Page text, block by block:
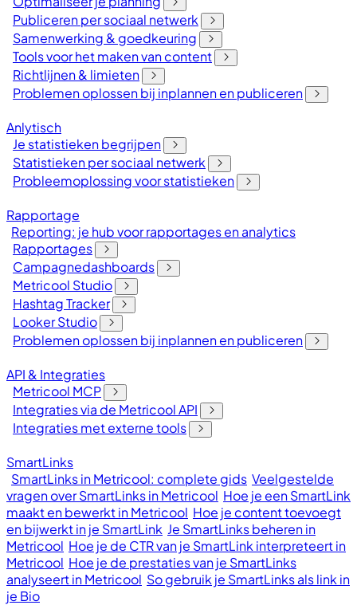
Publiceren per sociaal netwerk
Samenwerking & goedkeuring
Tools voor het maken van content
Richtlijnen & limieten
Problemen oplossen bij inplannen en publiceren
Anlytisch
Je statistieken begrijpen
Statistieken per sociaal netwerk
Probleemoplossing voor statistieken
Rapportage
Reporting: je hub voor rapportages en analytics
Rapportages
Campagnedashboards
Metricool Studio
Hashtag Tracker
Looker Studio
Problemen oplossen bij inplannen en publiceren
API & Integraties
Metricool MCP
Integraties via de Metricool API
Integraties met externe tools
SmartLinks
SmartLinks in Metricool: complete gids Veelgestelde
vragen over SmartLinks in Metricool Hoe je een SmartLink
maakt en bewerkt in Metricool Hoe je content toevoegt
en bijwerkt in je SmartLink Je SmartLinks beheren in
Metricool Hoe je de CTR van je SmartLink interpreteert in
Metricool Hoe je de prestaties van je SmartLinks
analyseert in Metricool So gebruik je SmartLinks als link in
je Bio